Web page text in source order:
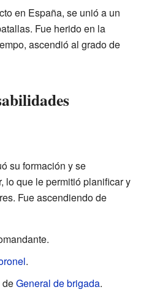
en España, se unió a un
Fue herido en la
ascendió al grado de
su formación y se
lo que le permitió planificar y
Fue ascendiendo de
.
deGeneral de brigada.